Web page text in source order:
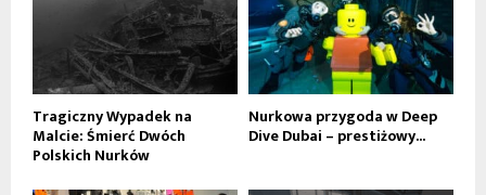
Tragiczny Wypadek na
Malcie: Śmierć Dwóch
Polskich Nurków
Nurkowa przygoda w Deep
Dive Dubai – prestiżowy...